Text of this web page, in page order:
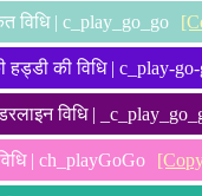
विधि | c_play_go_go
हड्डी की विधि | c_play-
विधि |
| ch_playGoGo